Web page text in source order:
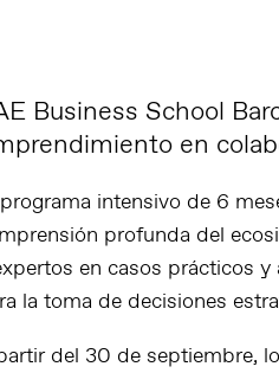
Business School
en
intensivo de 6
profunda del
en casos prácticos
la toma de decisiones
del 30 de septiembre,